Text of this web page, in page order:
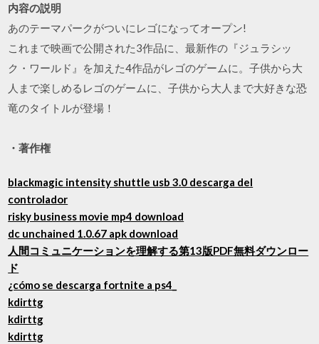
内容の説明
あのテーマパークがついにレゴになってオープン!
これまで映画で公開された3作品に、最新作の『ジュラシッ
ク・ワールド』を加えた4作品がレゴのゲームに。子供から大
人まで楽しめるレゴのゲームに、子供から大人まで大好きな恐
竜のタイトルが登場！
・著作権
blackmagic intensity shuttle usb 3.0 descarga del
controlador
risky business movie mp4 download
dc unchained 1.0.67 apk download
人間コミュニケーションを理解する第13版PDF無料ダウンロー
ド
¿cómo se descarga fortnite a ps4_
kdirttg
kdirttg
kdirttg